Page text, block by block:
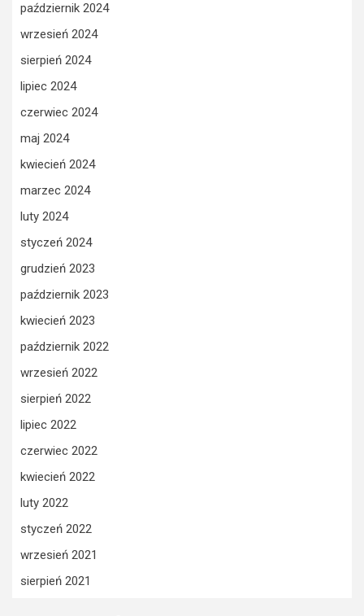
październik 2024
wrzesień 2024
sierpień 2024
lipiec 2024
czerwiec 2024
maj 2024
kwiecień 2024
marzec 2024
luty 2024
styczeń 2024
grudzień 2023
październik 2023
kwiecień 2023
październik 2022
wrzesień 2022
sierpień 2022
lipiec 2022
czerwiec 2022
kwiecień 2022
luty 2022
styczeń 2022
wrzesień 2021
sierpień 2021